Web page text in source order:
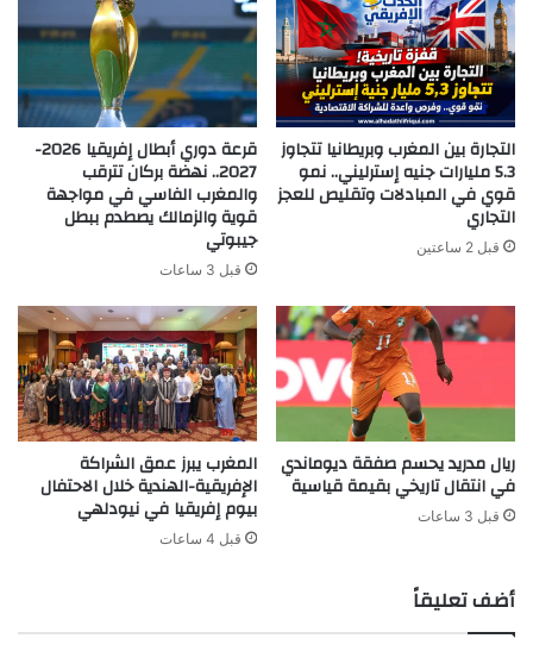
التجارة بين المغرب وبريطانيا تتجاوز
5.3 مليارات جنيه إسترليني.. نمو
قوي في المبادلات وتقليص للعجز
التجاري
قبل 2 ساعتين
قرعة دوري أبطال إفريقيا 2026-
2027.. نهضة بركان تترقب
والمغرب الفاسي في مواجهة
قوية والزمالك يصطدم ببطل
جيبوتي
قبل 3 ساعات
ريال مدريد يحسم صفقة ديوماندي
في انتقال تاريخي بقيمة قياسية
قبل 3 ساعات
المغرب يبرز عمق الشراكة
الإفريقية-الهندية خلال الاحتفال
بيوم إفريقيا في نيودلهي
قبل 4 ساعات
أضف تعليقاً